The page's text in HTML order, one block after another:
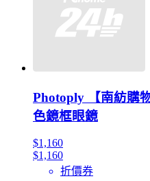
Photoply 【南紡購
色鏡框眼鏡
$1,160
$1,160
折價券